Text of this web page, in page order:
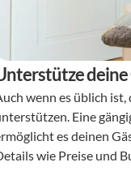
deine
wenn es üblich ist,
Eine
es deinen
wie Preise und